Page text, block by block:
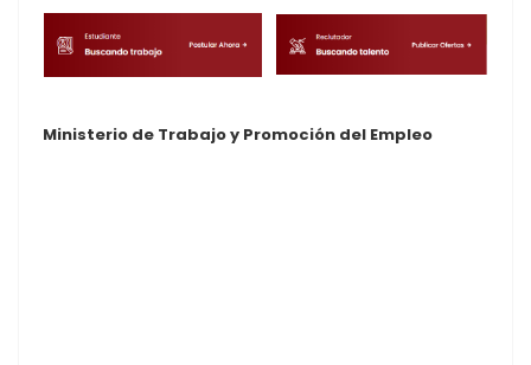
Ministerio de Trabajo y Promoción del Empleo